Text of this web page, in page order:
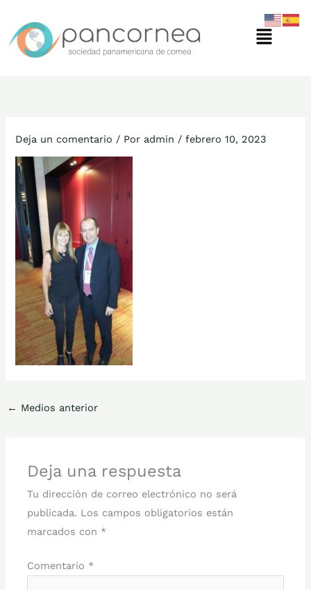
contenido
Menú
Deja un comentario / Por admin /febrero 10, 2023
← Medios anterior
Deja una respuesta
Tu dirección de correo electrónico no será
publicada. Los campos obligatorios están
marcados con *
Comentario *